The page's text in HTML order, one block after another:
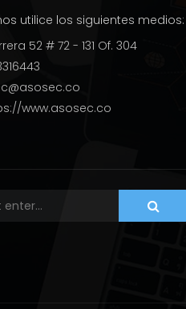
utilice los siguientes medios:
52 # 72 - 131 Of. 304
www.asosec.co